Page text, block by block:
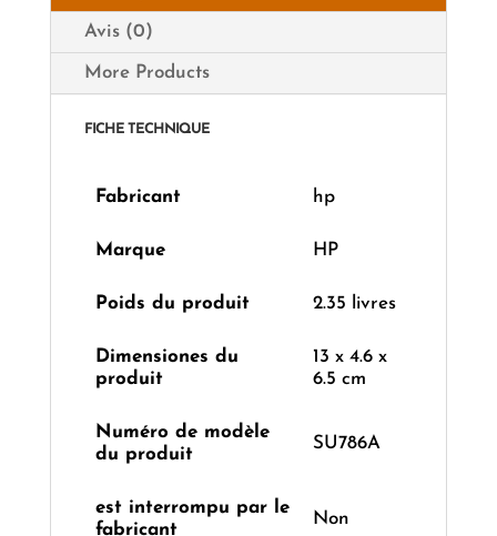
Avis (0)
More Products
FICHE TECHNIQUE
Fabricant ‎hp
Marque ‎HP
Poids du produit ‎2.35 livres
Dimensiones du
produit
‎13 x 4.6 x
6.5 cm
Numéro de modèle
du produit
‎SU786A
est interrompu par le
fabricant
‎Non